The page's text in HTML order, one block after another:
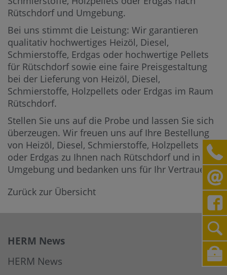
Rütschdorf und Umgebung.
Bei uns stimmt die Leistung: Wir garantieren
qualitativ hochwertiges Heizöl, Diesel,
Schmierstoffe, Erdgas oder hochwertige Pellets
für Rütschdorf sowie eine faire Preisgestaltung
bei der Lieferung von Heizöl, Diesel,
Schmierstoffe, Holzpellets oder Erdgas im Raum
Rütschdorf.
Stellen Sie uns auf die Probe und lassen Sie sich
überzeugen. Wir freuen uns auf Ihre Bestellung
von Heizöl, Diesel, Schmierstoffe, Holzpellets
oder Erdgas zu Ihnen nach Rütschdorf und in die
Umgebung und bedanken uns für Ihr Vertrauen.
Zurück zur Übersicht
HERM News
HERM News